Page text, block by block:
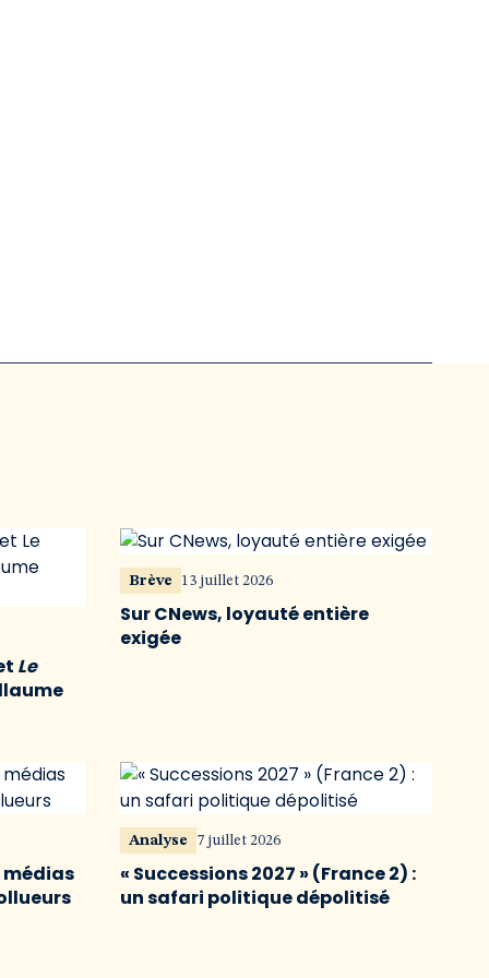
Le
Brève 13 juillet 2026
Sur CNews, loyauté entière
exigée
médias
Analyse 7 juillet 2026
« Successions 2027 » (France 2) :
un safari politique dépolitisé